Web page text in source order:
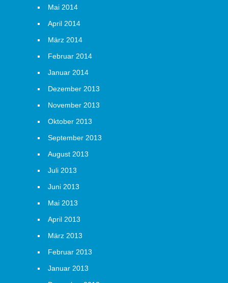
Mai 2014
April 2014
März 2014
Februar 2014
Januar 2014
Dezember 2013
November 2013
Oktober 2013
September 2013
August 2013
Juli 2013
Juni 2013
Mai 2013
April 2013
März 2013
Februar 2013
Januar 2013